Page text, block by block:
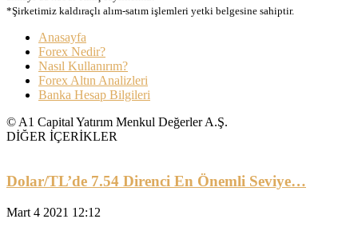
*Şirketimiz kaldıraçlı alım-satım işlemleri yetki belgesine sahiptir.
Anasayfa
Forex Nedir?
Nasıl Kullanırım?
Forex Altın Analizleri
Banka Hesap Bilgileri
© A1 Capital Yatırım Menkul Değerler A.Ş.
DİĞER İÇERİKLER
Dolar/TL’de 7.54 Direnci En Önemli Seviye…
Mart 4 2021 12:12